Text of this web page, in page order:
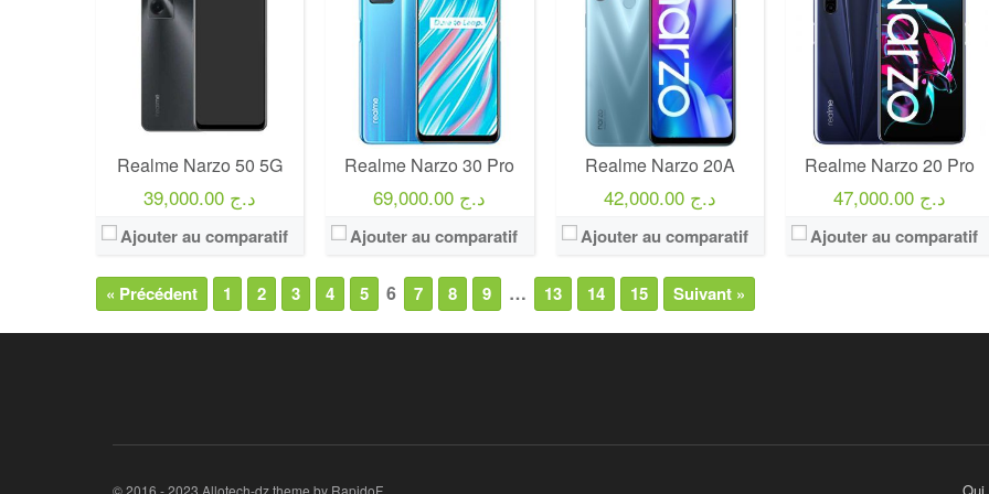
Realme Narzo 50 5G
39,000.00 د.ج
Ajouter au comparatif
Realme Narzo 30 Pro
69,000.00 د.ج
Ajouter au comparatif
Realme Narzo 20A
42,000.00 د.ج
Ajouter au comparatif
Realme Narzo 20 Pro
47,000.00 د.ج
Ajouter au comparatif
« Précédent 1 2 3 4 5 6 7 8 9 … 13 14 15 Suivant »
© 2016 - 2023 Allotech-dz theme by RapidoF.